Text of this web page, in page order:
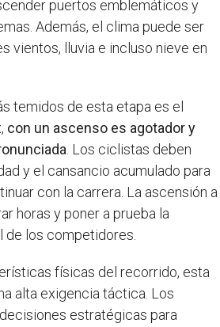
puertos emblemáticos y
Además, el clima puede ser
vientos, lluvia e incluso nieve en
temidos de esta etapa es el
con un ascenso es agotador y
. Los ciclistas deben
y el cansancio acumulado para
con la carrera. La ascensión a
horas y poner a prueba la
de los competidores.
físicas del recorrido, esta
alta exigencia táctica. Los
estratégicas para